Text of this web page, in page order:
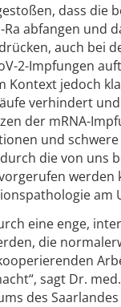
dass die
abfangen und
auch bei
2-Impfungen
jedoch
verhindert
der mRNA-
und
die von uns
werden
am
eine enge,
die
sagt Dr.
des Saarlandes